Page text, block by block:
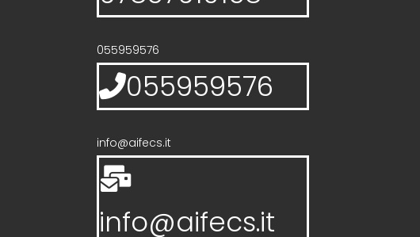
055959576
055959576
info@aifecs.it
info@aifecs.it